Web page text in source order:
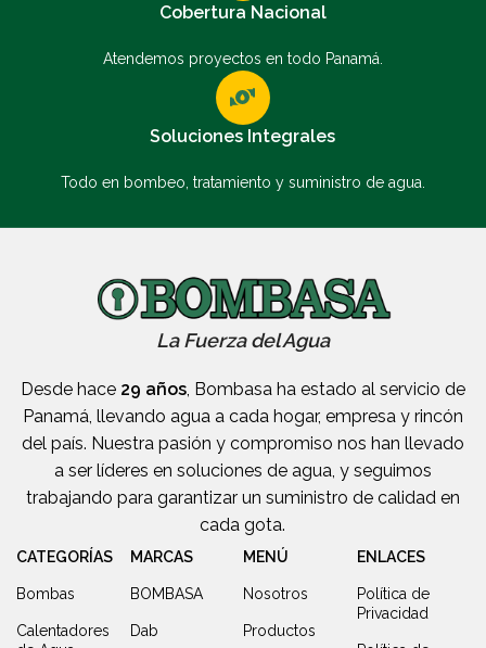
Cobertura Nacional
Atendemos proyectos en todo Panamá.
Soluciones Integrales
Todo en bombeo, tratamiento y suministro de agua.
La Fuerza del Agua
Desde hace 29 años, Bombasa ha estado al servicio de
Panamá, llevando agua a cada hogar, empresa y rincón
del país. Nuestra pasión y compromiso nos han llevado
a ser líderes en soluciones de agua, y seguimos
trabajando para garantizar un suministro de calidad en
cada gota.
CATEGORÍAS
Bombas
Calentadores
MARCAS
BOMBASA
Dab
MENÚ
Nosotros
Productos
ENLACES
Política de
Privacidad